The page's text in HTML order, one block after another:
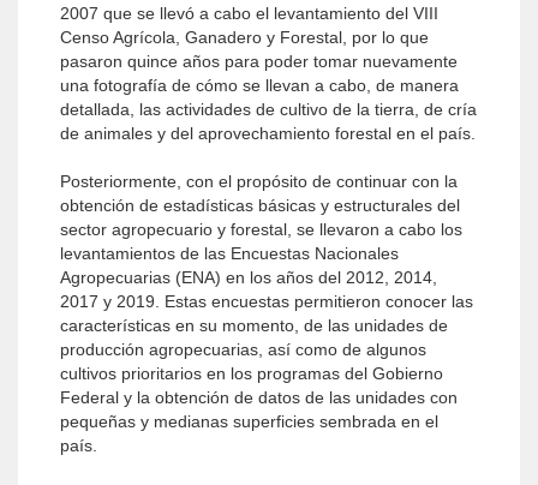
2007 que se llevó a cabo el levantamiento del VIII
Censo Agrícola, Ganadero y Forestal, por lo que
pasaron quince años para poder tomar nuevamente
una fotografía de cómo se llevan a cabo, de manera
detallada, las actividades de cultivo de la tierra, de cría
de animales y del aprovechamiento forestal en el país.
Posteriormente, con el propósito de continuar con la
obtención de estadísti­cas básicas y estructurales del
sector agropecuario y forestal, se llevaron a cabo los
levantamientos de las Encuestas Nacionales
Agropecuarias (ENA) en los años del 2012, 2014,
2017 y 2019. Estas encuestas permitieron conocer las
características en su momento, de las unidades de
producción agropecuarias, así como de algunos
cultivos prioritarios en los programas del Gobierno
Federal y la obtención de datos de las unidades con
pequeñas y medianas superficies sembrada en el
país.